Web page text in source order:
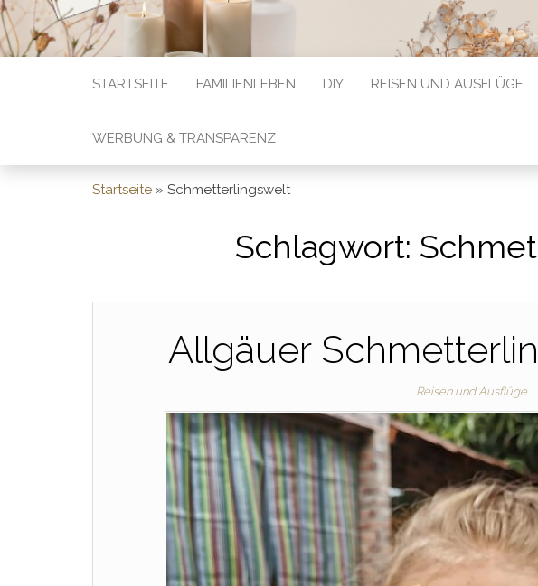
STARTSEITE FAMILIENLEBEN DIY REISEN UND AUSFLÜGE
WERBUNG & TRANSPARENZ
Startseite » Schmetterlingswelt
Schlagwort:
Allgäuer
Reisen und Ausflüge